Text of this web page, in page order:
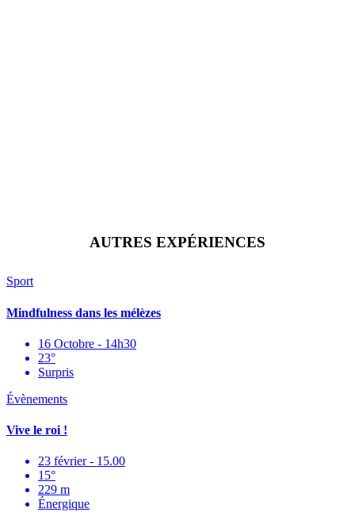
AUTRES EXPÉRIENCES
Sport
Mindfulness dans les mélèzes
16 Octobre - 14h30
23°
Surpris
Évènements
Vive le roi !
23 février - 15.00
15°
229 m
Énergique